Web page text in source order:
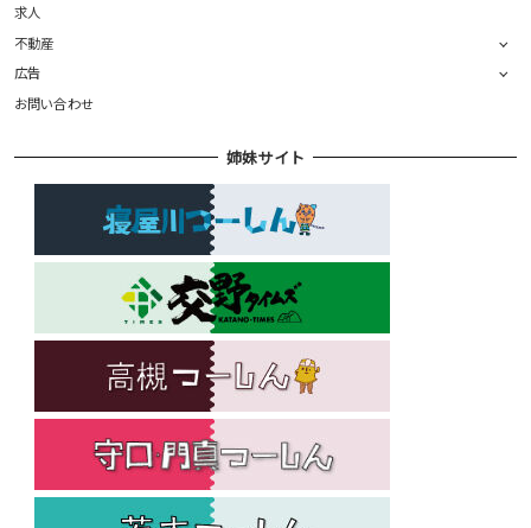
求人
不動産
広告
お問い合わせ
姉妹サイト